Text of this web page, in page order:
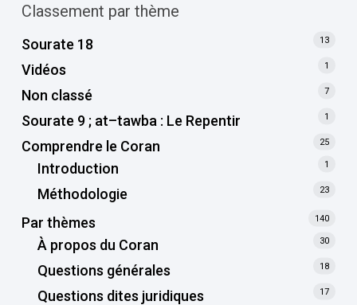
Classement par thème
Sourate 18 13
Vidéos 1
Non classé 7
Sourate 9 ; at–tawba : Le Repentir 1
Comprendre le Coran 25
Introduction 1
Méthodologie 23
Par thèmes 140
À propos du Coran 30
Questions générales 18
Questions dites juridiques 17